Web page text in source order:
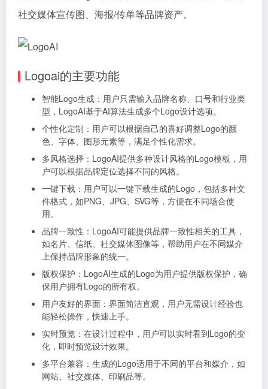
社交媒体宣传图、海报/传单等品牌资产。
Logoai的主要功能
智能Logo生成： 用户只需输入品牌名称、口号和行业类
型，LogoAI基于AI算法生成多个Logo设计选项。
个性化定制： 用户可以根据自己的喜好调整Logo的颜
色、字体、图形元素等，满足个性化需求。
多风格选择： LogoAI提供多种设计风格的Logo模板，用
户可以根据品牌定位选择不同的风格。
一键下载： 用户可以一键下载生成的Logo，包括多种文
件格式，如PNG、JPG、SVG等，方便在不同场合使
用。
品牌一致性： LogoAI可能提供品牌一致性相关的工具，
如名片、信纸、社交媒体图像等，帮助用户在不同媒介
上保持品牌形象的统一。
版权保护： LogoAI生成的Logo为用户提供版权保护，确
保用户拥有Logo的所有权。
用户友好的界面： 界面简洁直观，用户无需设计经验也
能轻松操作，快速上手。
实时预览： 在设计过程中，用户可以实时看到Logo的变
化，即时预览设计效果。
多平台兼容： 生成的Logo适用于不同的平台和媒介，如
网站、社交媒体、印刷品等。